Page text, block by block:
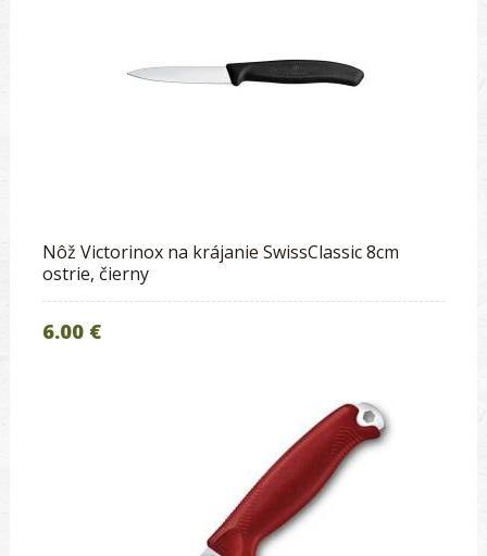
Nôž Victorinox na krájanie SwissClassic 8cm
ostrie, čierny
6.00 €